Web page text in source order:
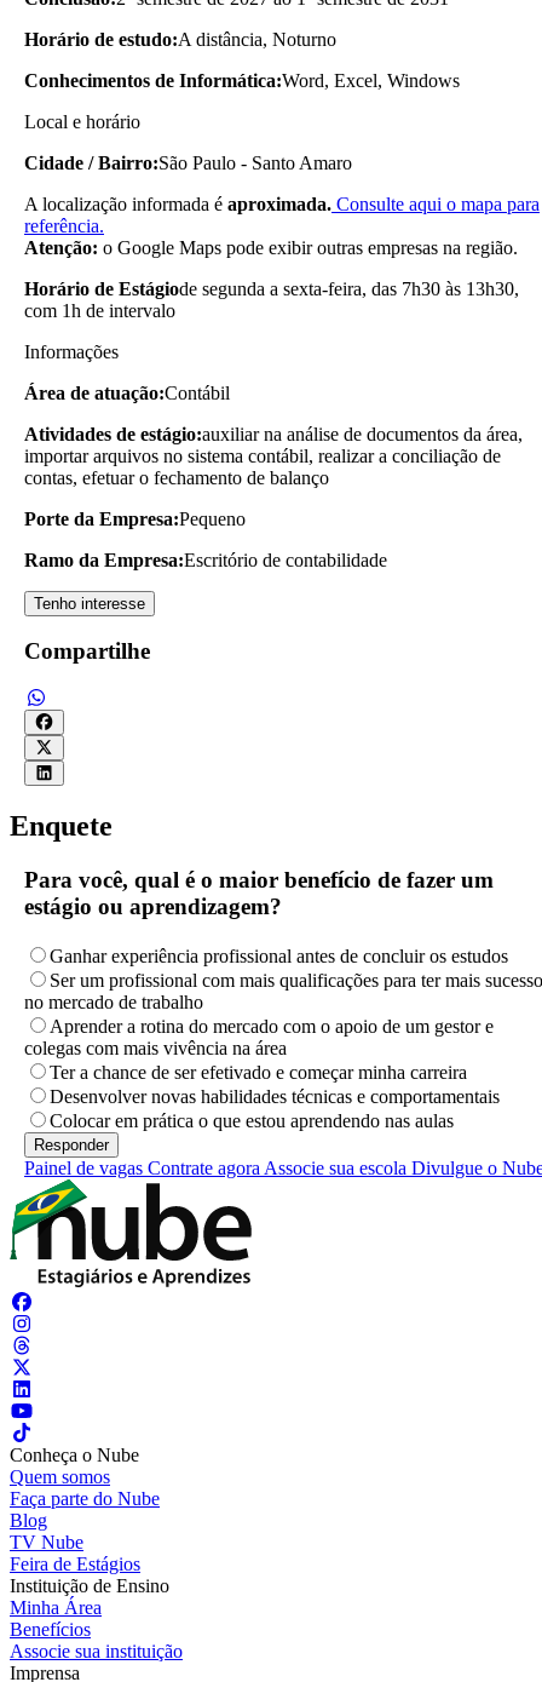
Horário de estudo:A distância, Noturno
Conhecimentos de Informática:Word, Excel, Windows
Local e horário
Cidade / Bairro:São Paulo - Santo Amaro
A localização informada é aproximada. Consulte aqui o mapa para
referência.
Atenção: o Google Maps pode exibir outras empresas na região.
Horário de Estágiode segunda a sexta-feira, das 7h30 às 13h30,
com 1h de intervalo
Informações
Área de atuação:Contábil
Atividades de estágio:auxiliar na análise de documentos da área,
importar arquivos no sistema contábil, realizar a conciliação de
contas, efetuar o fechamento de balanço
Porte da Empresa:Pequeno
Ramo da Empresa:Escritório de contabilidade
Tenho interesse
Compartilhe
Enquete
Para você, qual é o maior benefício de fazer um
estágio ou aprendizagem?
Ganhar experiência profissional antes de concluir os estudos
Ser um profissional com mais qualificações para ter mais sucesso
no mercado de trabalho
Aprender a rotina do mercado com o apoio de um gestor e
colegas com mais vivência na área
Ter a chance de ser efetivado e começar minha carreira
Desenvolver novas habilidades técnicas e comportamentais
Colocar em prática o que estou aprendendo nas aulas
Painel de vagas Contrate agora Associe sua escola Divulgue o
Conheça o Nube
Quem somos
Faça parte do Nube
Blog
TV Nube
Feira de Estágios
Instituição de Ensino
Minha Área
Benefícios
Associe sua instituição
Imprensa